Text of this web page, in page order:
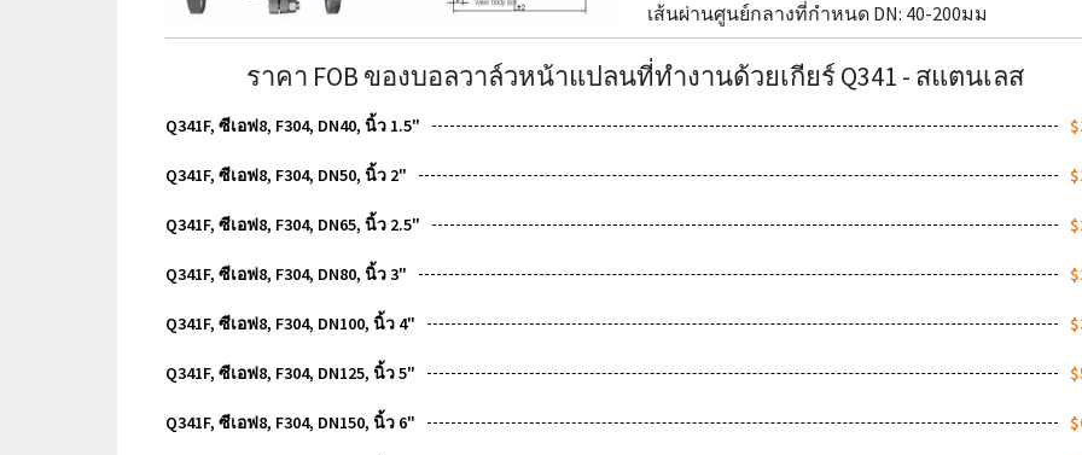
เส้นผ่านศูนย์กลางที่กำหนด DN: 40-200มม
ราคา FOB ของบอลวาล์วหน้าแปลนที่ทำงานด้วยเกียร์ Q341 - สแตนเลส
Q341F, ซีเอฟ8, F304, DN40, นิ้ว 1.5"
Q341F, ซีเอฟ8, F304, DN50, นิ้ว 2"
Q341F, ซีเอฟ8, F304, DN65, นิ้ว 2.5"
Q341F, ซีเอฟ8, F304, DN80, นิ้ว 3"
Q341F, ซีเอฟ8, F304, DN100, นิ้ว 4"
Q341F, ซีเอฟ8, F304, DN125, นิ้ว 5"
Q341F, ซีเอฟ8, F304, DN150, นิ้ว 6"